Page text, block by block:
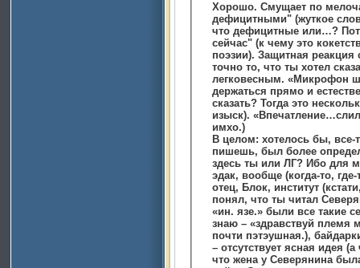
Хорошо. Смущает по
дефицитными" (жуткое
что дефицитные или…?
сейчас" (к чему это
поэзии). Защитная реакция
точно то, что ты хотел сказать? )
легковесным. «Микрофон
держаться прямо и
сказать? Тогда это
изыск). «Впечатление…слилось в имидж» ( неловко сказано.
имхо.)
В целом: хотелось бы,
пишешь, был более
здесь ты или ЛГ? Ибо для
эдак, вообще (когда-то,
отец, Блок, институт
понял, что ты читал
«ин. язе.» были все такие
знаю – «здравствуй племя младое…».
почти пэтэушная.), байдарки, Рига,
– отсутствует ясная идея
что жена у Северянина